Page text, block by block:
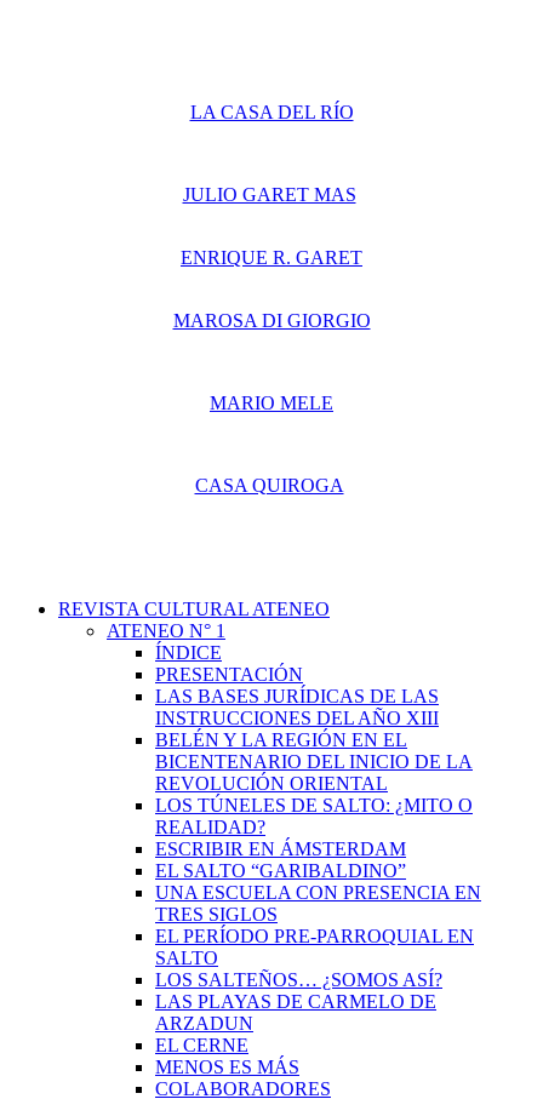
LA CASA DEL RÍO
JULIO GARET MAS
ENRIQUE R. GARET
MAROSA DI GIORGIO
MARIO MELE
CASA QUIROGA
REVISTA CULTURAL ATENEO
ATENEO N° 1
ÍNDICE
PRESENTACIÓN
LAS BASES JURÍDICAS DE LAS
INSTRUCCIONES DEL AÑO XIII
BELÉN Y LA REGIÓN EN EL
BICENTENARIO DEL INICIO DE LA
REVOLUCIÓN ORIENTAL
LOS TÚNELES DE SALTO: ¿MITO O
REALIDAD?
ESCRIBIR EN ÁMSTERDAM
EL SALTO “GARIBALDINO”
UNA ESCUELA CON PRESENCIA EN
TRES SIGLOS
EL PERÍODO PRE-PARROQUIAL EN
SALTO
LOS SALTEÑOS… ¿SOMOS ASÍ?
LAS PLAYAS DE CARMELO DE
ARZADUN
EL CERNE
MENOS ES MÁS
COLABORADORES